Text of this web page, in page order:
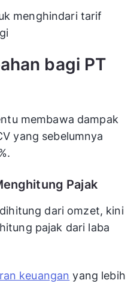
menghindari tarif
bagi PT
membawa dampak
yang sebelumnya
Pajak
dari omzet, kini
pajak dari laba
keuangan yang lebih